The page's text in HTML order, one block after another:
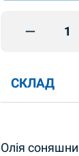
СКЛАД
Олія